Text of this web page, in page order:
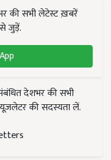
की सभी लेटेस्ट ख़बरें
जुड़ें.
देशभर की सभी
की सदस्यता लें.